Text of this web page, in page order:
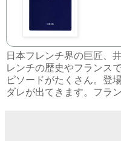
日本フレンチ界の巨匠、
レンチの歴史やフランス
ピソードがたくさん。登
ダレが出てきます。フラ